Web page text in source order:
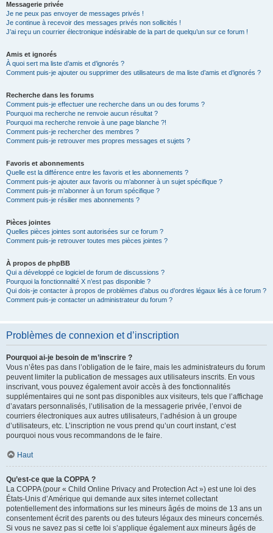
Messagerie privée
Je ne peux pas envoyer de messages privés !
Je continue à recevoir des messages privés non sollicités !
J’ai reçu un courrier électronique indésirable de la part de quelqu’un sur ce forum !
Amis et ignorés
À quoi sert ma liste d’amis et d’ignorés ?
Comment puis-je ajouter ou supprimer des utilisateurs de ma liste d’amis et d’ignorés ?
Recherche dans les forums
Comment puis-je effectuer une recherche dans un ou des forums ?
Pourquoi ma recherche ne renvoie aucun résultat ?
Pourquoi ma recherche renvoie à une page blanche ?!
Comment puis-je rechercher des membres ?
Comment puis-je retrouver mes propres messages et sujets ?
Favoris et abonnements
Quelle est la différence entre les favoris et les abonnements ?
Comment puis-je ajouter aux favoris ou m’abonner à un sujet spécifique ?
Comment puis-je m’abonner à un forum spécifique ?
Comment puis-je résilier mes abonnements ?
Pièces jointes
Quelles pièces jointes sont autorisées sur ce forum ?
Comment puis-je retrouver toutes mes pièces jointes ?
À propos de phpBB
Qui a développé ce logiciel de forum de discussions ?
Pourquoi la fonctionnalité X n’est pas disponible ?
Qui dois-je contacter à propos de problèmes d’abus ou d’ordres légaux liés à ce forum ?
Comment puis-je contacter un administrateur du forum ?
Problèmes de connexion et d’inscription
Pourquoi ai-je besoin de m’inscrire ?
Vous n’êtes pas dans l’obligation de le faire, mais les administrateurs du forum
peuvent limiter la publication de messages aux utilisateurs inscrits. En vous
inscrivant, vous pouvez également avoir accès à des fonctionnalités
supplémentaires qui ne sont pas disponibles aux visiteurs, tels que l’affichage
d’avatars personnalisés, l’utilisation de la messagerie privée, l’envoi de
courriers électroniques aux autres utilisateurs, l’adhésion à un groupe
d’utilisateurs, etc. L’inscription ne vous prend qu’un court instant, c’est
pourquoi nous vous recommandons de le faire.
Haut
Qu’est-ce que la COPPA ?
La COPPA (pour « Child Online Privacy and Protection Act ») est une loi des
États-Unis d’Amérique qui demande aux sites internet collectant
potentiellement des informations sur les mineurs âgés de moins de 13 ans un
consentement écrit des parents ou des tuteurs légaux des mineurs concernés.
Si vous ne savez pas si cette loi s’applique également aux mineurs âgés de